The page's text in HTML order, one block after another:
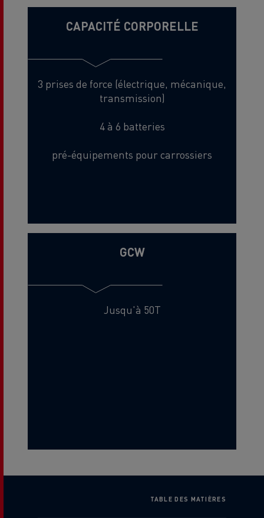
CAPACITÉ CORPORELLE
3 prises de force (électrique, mécanique,
transmission)
4 à 6 batteries
pré-équipements pour carrossiers
GCW
Jusqu'à 50T
TABLE DES MATIÈRES